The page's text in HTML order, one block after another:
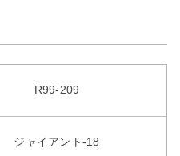
R99-209
ジャイアント-18